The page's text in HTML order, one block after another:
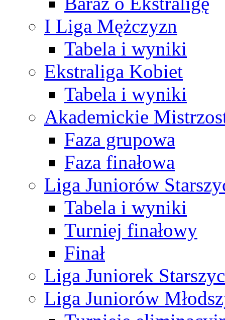
I Liga Mężczyzn
Tabela i wyniki
Ekstraliga Kobiet
Tabela i wyniki
Akademickie
Faza grupowa
Faza finałowa
Liga Juniorów
Tabela i wyniki
Turniej finałowy
Finał
Liga Juniorek
Liga Juniorów